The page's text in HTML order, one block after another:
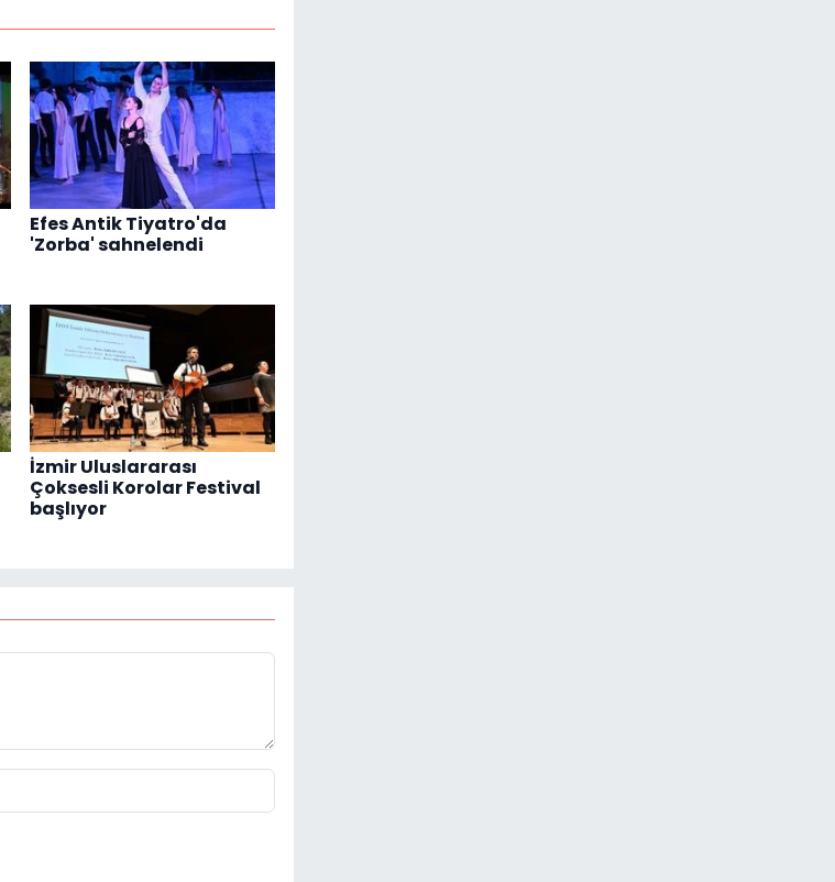
Efes Antik Tiyatro'da
'Zorba' sahnelendi
İzmir Uluslararası
Çoksesli Korolar Festival
başlıyor